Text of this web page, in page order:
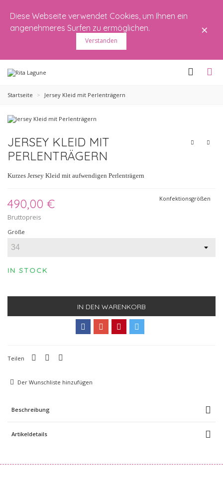
Diese Webseite verwendet Cookies, um Ihnen ein
angenehmeres Surfen zu ermöglichen.
Verstanden
×
Startseite > Jersey Kleid mit Perlenträgern
JERSEY KLEID MIT
PERLENTRÄGERN
Kurzes Jersey Kleid mit aufwendigen Perlenträgern
490,00 €
Bruttopreis
Konfektionsgrößen
Größe
IN STOCK
IN DEN WARENKORB
Teilen
Der Wunschliste hinzufügen
Beschreibung
Artikeldetails